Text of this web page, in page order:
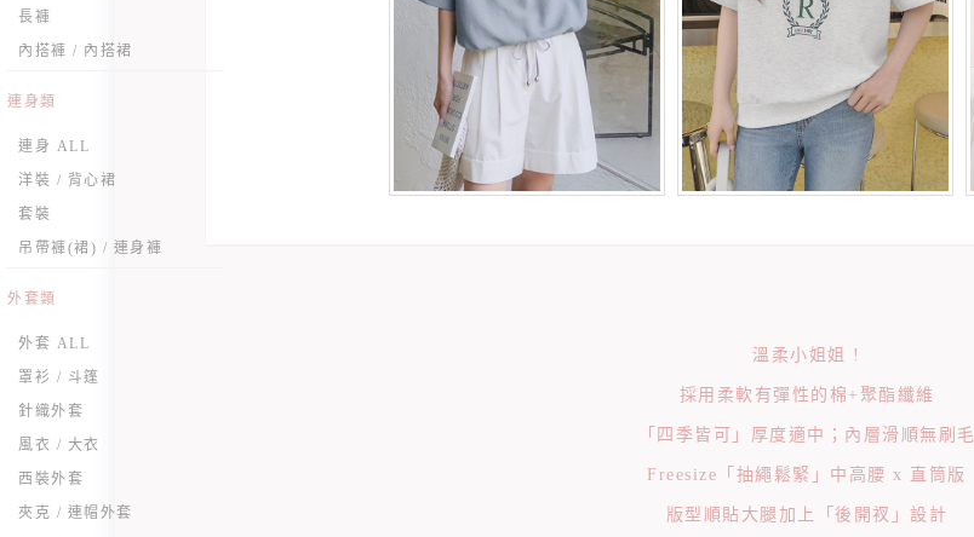
長褲
內搭褲 / 內搭裙
連身類
連身 ALL
洋裝 / 背心裙
套裝
吊帶褲(裙) / 連身褲
外套類
外套 ALL
罩衫 / 斗篷
針織外套
風衣 / 大衣
西裝外套
夾克 / 連帽外套
溫柔小姐姐 !
採用柔軟有彈性的棉+聚酯纖維
「四季皆可」厚度適中；內層滑順無刷毛
Freesize「抽繩鬆緊」中高腰 x 直筒版
版型順貼大腿加上「後開衩」設計